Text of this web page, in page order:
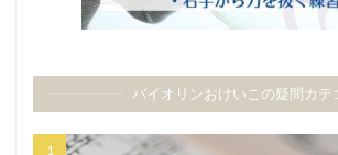
バイオリンおけいこの疑問カテ